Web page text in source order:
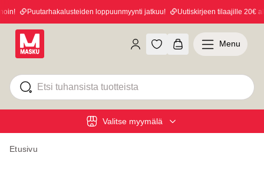
Puutarhakalusteiden loppuunmyynti jatkuu! Uutiskirjeen tilaajille 20€
Valitse myymälä
Menu
Etusivu